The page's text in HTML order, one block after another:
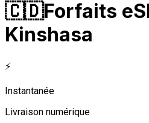
🇨🇩Forfaits
Kinshasa
⚡
Instantanée
Livraison numérique